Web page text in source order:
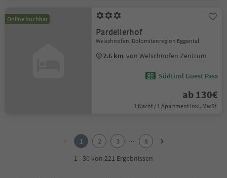
Online buchbar
Pardellerhof
Welschnofen, Dolomitenregion Eggental
2.6 km von Welschnofen Zentrum
Südtirol Guest Pass
ab 130€
1 Nacht / 1 Apartment Inkl. MwSt.
1 2 3 ...
8
1 - 30 von 221 Ergebnissen